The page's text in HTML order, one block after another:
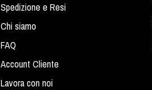
Spedizione e Resi
Chi siamo
FAQ
Account Cliente
Lavora con noi